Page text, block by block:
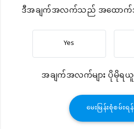
ဒီအချက်အလက်သည် အထောက်အ
Yes
အချက်အလက်များ ပိုမိုရ
မေးမြန်းစုံစမ်းရန်